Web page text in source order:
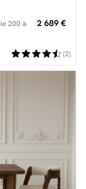
200 à
2 689 €
(2)